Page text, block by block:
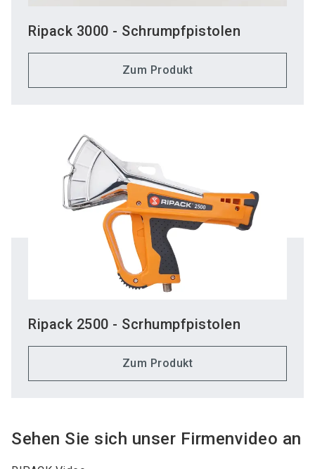
Ripack 3000 - Schrumpfpistolen
Zum Produkt
Ripack 2500 - Scrhumpfpistolen
Zum Produkt
Sehen Sie sich unser Firmenvideo an